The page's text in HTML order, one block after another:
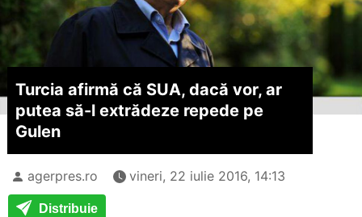
Turcia afirmă că SUA, dacă vor, ar
putea să-l extrădeze repede pe
Gulen
agerpres.ro vineri, 22 iulie 2016, 14:13
Distribuie